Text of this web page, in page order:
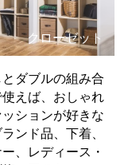
クローゼット
ダブルの組み合
使えば、おしゃれ
ションが好きな
ンド品、下着、
、レディース・